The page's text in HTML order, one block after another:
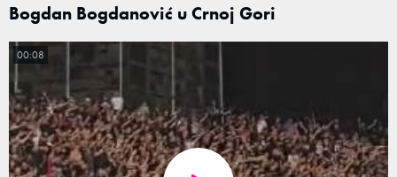
Bogdan Bogdanović u Crnoj Gori
00:08